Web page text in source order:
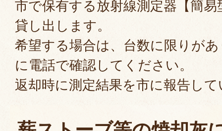
市で保有する放射線測定器【簡
貸し出します。
希望する場合は、台数に限りが
に電話で確認してください。
返却時に測定結果を市に報告し